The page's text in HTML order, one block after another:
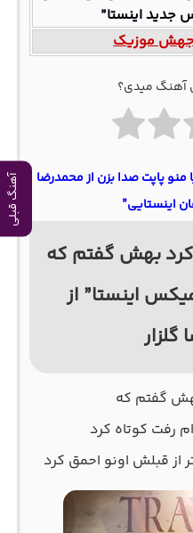
آهنگ قبلی
جدید اینستا”
موزیک
آهنگ میدی؟
پاپت صدا بزن از محمدرضا
اینستایی”
بهش گفتم که
اینستا” از
گفتم که
رفت کوتاه کرد
قبلش اونو احمق کرد